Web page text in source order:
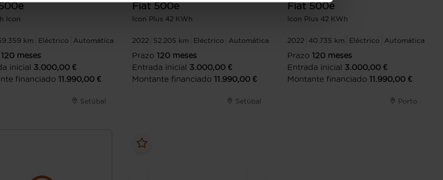
Icon
km Eléctrico Automática
120 meses
inicial 3.000,00 €
financiado 11.990,00 €
Setúbal
Fiat 500e
Icon Plus 42 KWh
2022 52.205 km Eléctrico Automática
Prazo 120 meses
Entrada inicial 3.000,00 €
Montante financiado 11.990,00 €
Setúbal
Fiat 500e
Icon Plus 42 KWh
2022 40.735 km Eléctrico Automática
Prazo 120 meses
Entrada inicial 3.000,00 €
Montante financiado 11.990,00 €
Porto